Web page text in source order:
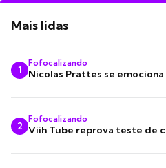
Mais lidas
1
Fofocalizando
Nicolas Prattes se
2
Fofocalizando
Viih Tube reprova teste de